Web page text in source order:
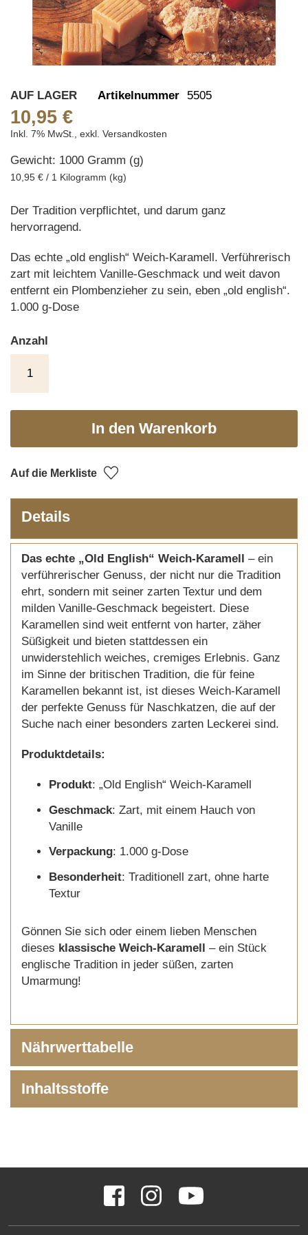
Skip
to
the
of
the
gallery
AUF LAGER Artikelnummer 5505
10,95 €
Inkl. 7% MwSt., exkl. Versandkosten
Gewicht: 1000 Gramm (g)
10,95 € / 1 Kilogramm (kg)
Der Tradition verpflichtet, und darum ganz
hervorragend.
Das echte „old english“ Weich-Karamell. Verführerisch
zart mit leichtem Vanille-Geschmack und weit davon
entfernt ein Plombenzieher zu sein, eben „old english“.
1.000 g-Dose
Anzahl
In den Warenkorb
Auf die Merkliste
Details
Das echte „Old English“ Weich-Karamell – ein
verführerischer Genuss, der nicht nur die Tradition
ehrt, sondern mit seiner zarten Textur und dem
milden Vanille-Geschmack begeistert. Diese
Karamellen sind weit entfernt von harter, zäher
Süßigkeit und bieten stattdessen ein
unwiderstehlich weiches, cremiges Erlebnis. Ganz
im Sinne der britischen Tradition, die für feine
Karamellen bekannt ist, ist dieses Weich-Karamell
der perfekte Genuss für Naschkatzen, die auf der
Suche nach einer besonders zarten Leckerei sind.
Produktdetails:
Produkt: „Old English“ Weich-Karamell
Geschmack: Zart, mit einem Hauch von
Vanille
Verpackung: 1.000 g-Dose
Besonderheit: Traditionell zart, ohne harte
Textur
Gönnen Sie sich oder einem lieben Menschen
dieses klassische Weich-Karamell – ein Stück
englische Tradition in jeder süßen, zarten
Umarmung!
Nährwerttabelle
Inhaltsstoffe
LINKS
FacebookInstagramYouTube